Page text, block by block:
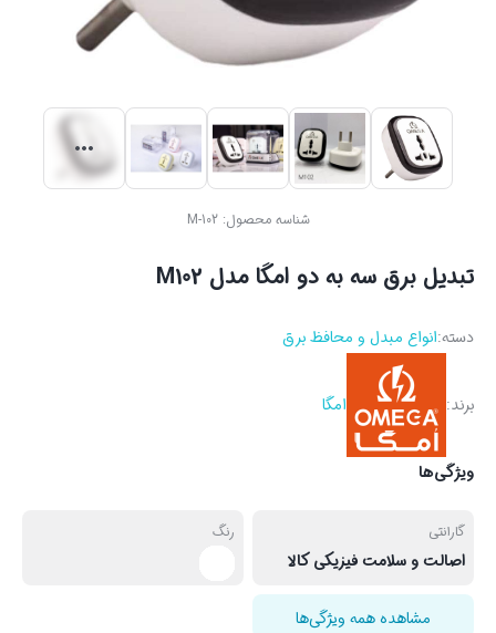
شناسه محصول:M-102
تبدیل برق سه به دو امگا مدل M102
دسته:انواع مبدل و محافظ برق
برند: امگا
ویژگی‌ها
گارانتی
اصالت و سلامت فیزیکی کالا
رنگ
مشاهده همه ویژگی‌ها